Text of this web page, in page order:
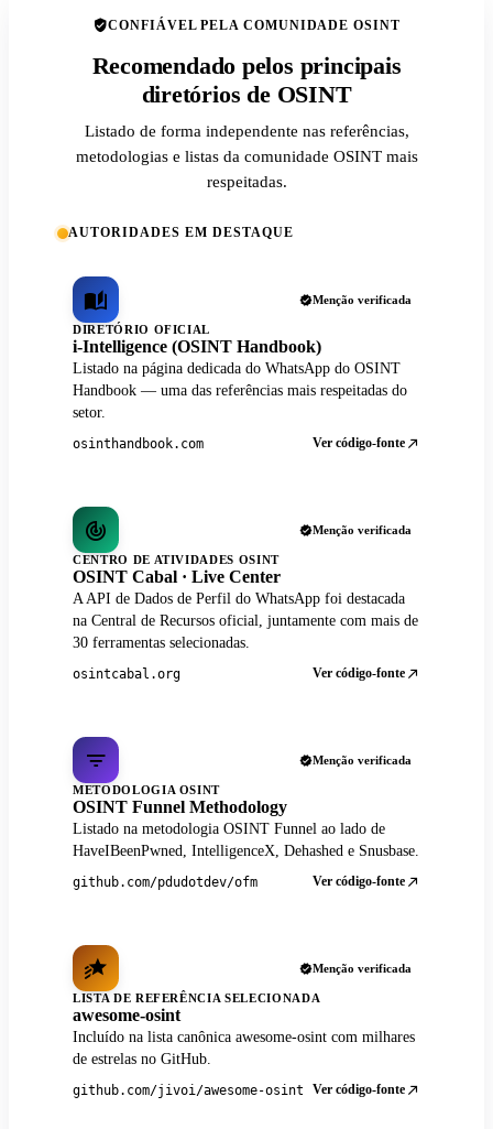
CONFIÁVEL PELA COMUNIDADE OSINT
Recomendado pelos principais
diretórios de OSINT
Listado de forma independente nas referências,
metodologias e listas da comunidade OSINT mais
respeitadas.
AUTORIDADES EM DESTAQUE
Menção verificada
DIRETÓRIO OFICIAL
i-Intelligence (OSINT Handbook)
Listado na página dedicada do WhatsApp do OSINT
Handbook — uma das referências mais respeitadas do
setor.
osinthandbook.com Ver código-fonte
Menção verificada
CENTRO DE ATIVIDADES OSINT
OSINT Cabal · Live Center
A API de Dados de Perfil do WhatsApp foi destacada
na Central de Recursos oficial, juntamente com mais de
30 ferramentas selecionadas.
osintcabal.org Ver código-fonte
Menção verificada
METODOLOGIA OSINT
OSINT Funnel Methodology
Listado na metodologia OSINT Funnel ao lado de
HaveIBeenPwned, IntelligenceX, Dehashed e Snusbase.
github.com/pdudotdev/ofm Ver código-fonte
Menção verificada
LISTA DE REFERÊNCIA SELECIONADA
awesome-osint
Incluído na lista canônica awesome-osint com milhares
de estrelas no GitHub.
github.com/jivoi/awesome-osint Ver código-fonte